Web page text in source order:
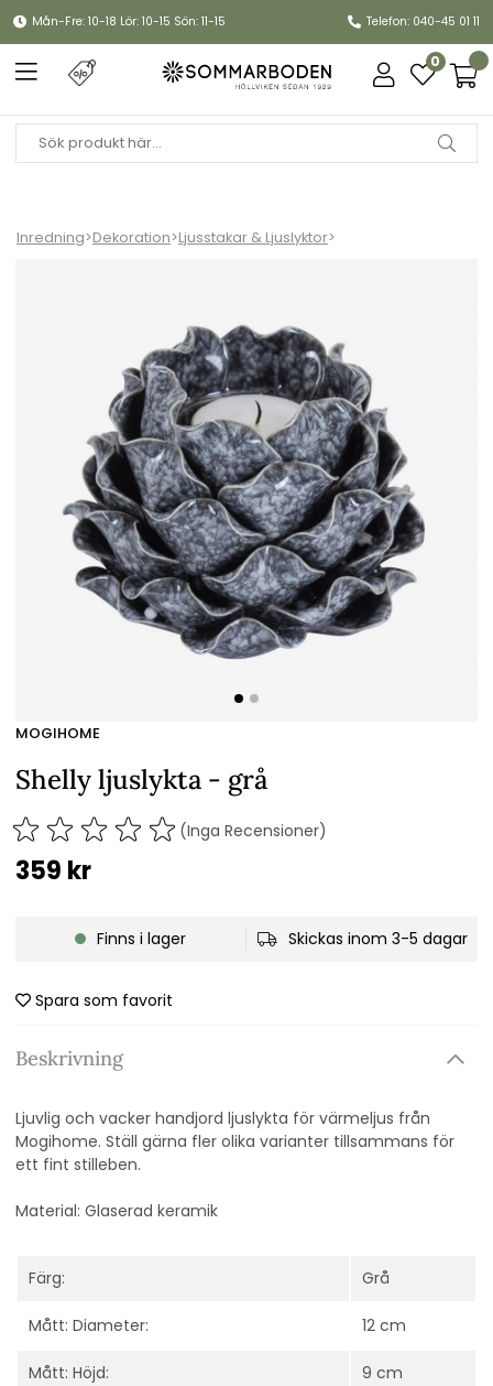
Mån-Fre: 10-18 Lör: 10-15 Sön: 11-15 Telefon: 040-45 01 11
0
Inredning>Dekoration>Ljusstakar & Ljuslyktor>
MOGIHOME
Shelly ljuslykta - grå
(Inga Recensioner)
359 kr
Finns i lager Skickas inom 3-5 dagar
Spara som favorit
Beskrivning
Ljuvlig och vacker handjord ljuslykta för värmeljus från
Mogihome. Ställ gärna fler olika varianter tillsammans för
ett fint stilleben.
Material: Glaserad keramik
Färg: Grå
Mått: Diameter: 12 cm
Mått: Höjd: 9 cm